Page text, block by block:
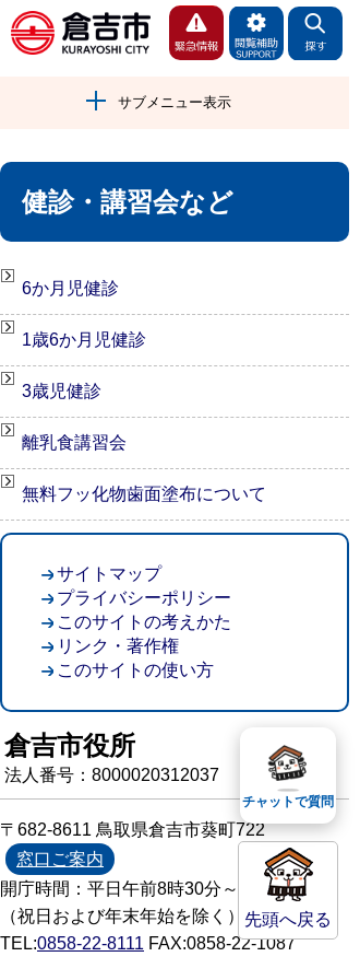
サブメニュー表示
健診・講習会など
6か月児健診
1歳6か月児健診
3歳児健診
離乳食講習会
無料フッ化物歯面塗布について
先頭へ戻る
サイトマップ
プライバシーポリシー
このサイトの考えかた
リンク・著作権
このサイトの使い方
倉吉市役所
法人番号：8000020312037
〒682-8611 鳥取県倉吉市葵町722
窓口ご案内
開庁時間：平日午前8時30分～午後5時15分
（祝日および年末年始を除く）
TEL:0858-22-8111 FAX:0858-22-1087
チャットで質問